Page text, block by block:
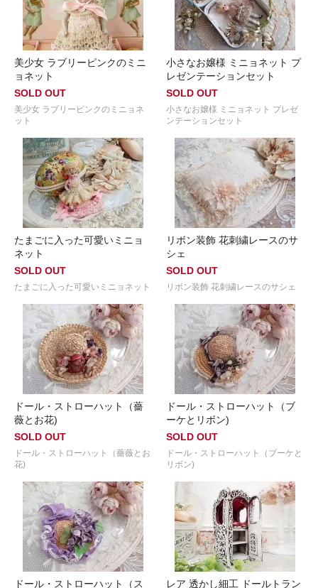
美少女 ラブリーピンクのミニ
ョネット
SOLD OUT
美少女 ラブリーピンクのミニョネ
ット
小さなお嬢様 ミニョネット プ
レゼンテーションセット
SOLD OUT
小さなお嬢様 ミニョネット プレゼ
ンテーションセット
たまごに入った可愛いミニョ
ネット
SOLD OUT
たまごに入った可愛いミニョネット
リボン装飾 花刺繍レースのサ
シェ
SOLD OUT
リボン装飾 花刺繍レースのサシェ
ドール・ストローハット（薔
薇とお花)
SOLD OUT
ドール・ストローハット（薔薇とお
花)
ドール・ストローハット（ブ
ーケとリボン)
SOLD OUT
ドール・ストローハット（ブーケと
リボン)
ドール・ストローハット（ス レア 透かし細工 ドールトラン